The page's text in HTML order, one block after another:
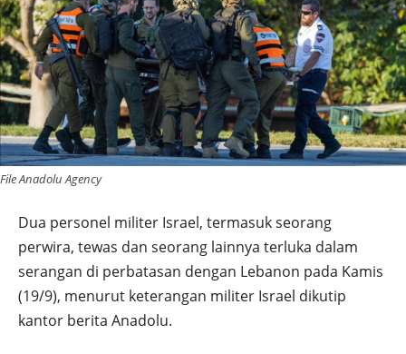
File Anadolu Agency
Dua personel militer Israel, termasuk seorang
perwira, tewas dan seorang lainnya terluka dalam
serangan di perbatasan dengan Lebanon pada Kamis
(19/9), menurut keterangan militer Israel dikutip
kantor berita Anadolu.